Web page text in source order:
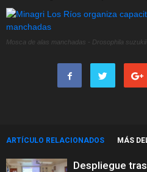
Mosca de alas manchadas - Drosophila suzukii
ARTÍCULO RELACIONADOS MÁS
Despliegue